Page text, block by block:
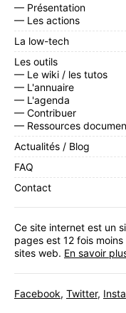
— Présentation
— Les actions
La low-tech
Les outils
— Le wiki / les tutos
— L'annuaire
— L'agenda
— Contribuer
— Ressources
Actualités / Blog
FAQ
Contact
Ce site internet est un
pages est 12 fois
sites web. En savoir
Facebook, Twitter,